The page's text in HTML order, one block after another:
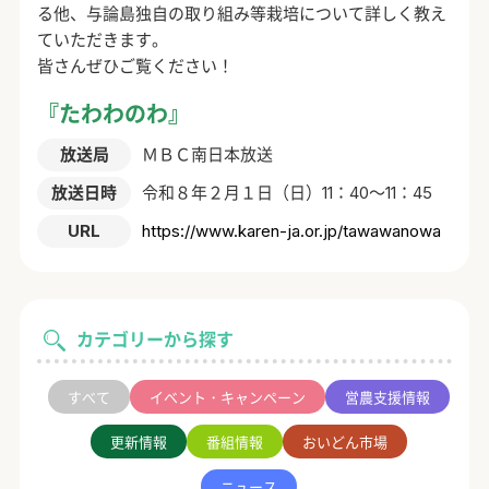
カテゴリーから探す
すべて イベント・キャンペーン 営農支援情報
更新情報 番組情報 おいどん市場
る他、与論島独自の取り組み等栽培について詳しく教え
ていただきます。
皆さんぜひご覧ください！
『たわわのわ』
放送局
ＭＢＣ南日本放送
放送日時
令和８年２月１日（日）11：40～11：45
URL
https://www.karen-ja.or.jp/tawawanowa